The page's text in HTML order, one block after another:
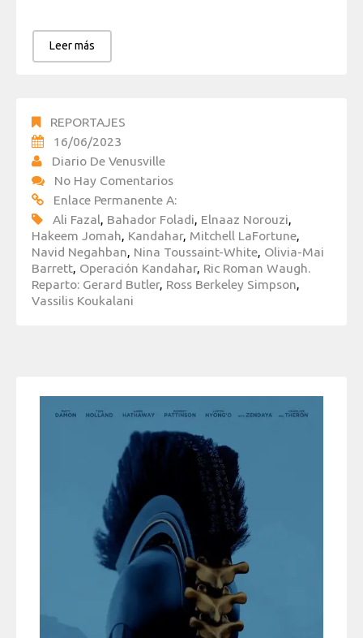
Leer más
REPORTAJES
16/06/2023
Diario De Venusville
No Hay Comentarios
Enlace Permanente A:
Ali Fazal Bahador Foladi Elnaaz Norouzi
Hakeem Jomah Kandahar, Mitchell LaFortune
Navid Negahban Nina Toussaint-White Olivia-Mai
Barrett Operación Kandahar, Ric Roman Waugh.
Reparto: Gerard Butler, Ross Berkeley Simpson
Vassilis Koukalani